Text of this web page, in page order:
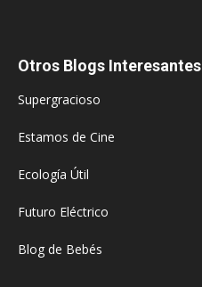
Otros Blogs Interesantes
Supergracioso
Estamos de Cine
Ecología Útil
Futuro Eléctrico
Blog de Bebés